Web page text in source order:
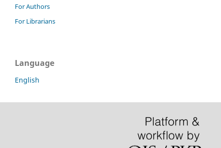
For Authors
For Librarians
Language
English